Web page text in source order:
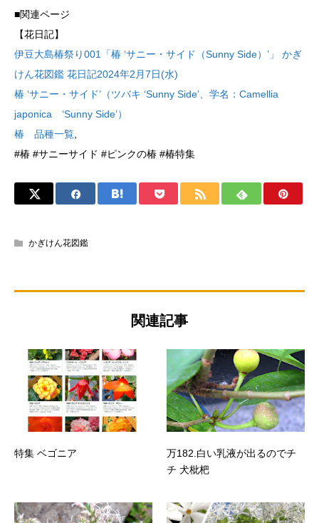
■関連ページ
【花日記】
伊豆大島椿祭り001「椿 ‘サニー・サイド（Sunny Side）’」 かぎ
けん花図鑑 花日記2024年2月7日(水)
椿 ‘サニー・サイド’（ツバキ ‘Sunny Side’、学名：Camellia
japonica ‘Sunny Side’）
椿 品種一覧
#椿 #サニーサイド #ピンクの椿 #椿特集
かぎけん花図鑑
関連記事
特集 ベゴニア
万182.白い乳液が出るのでチ
チ 犬枇杷